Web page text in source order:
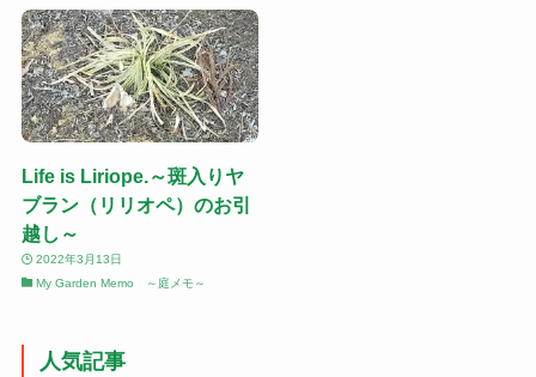
Life is Liriope.～斑入りヤ
ブラン（リリオペ）のお引
越し～
2022年3月13日
My Garden Memo ～庭メモ～
人気記事